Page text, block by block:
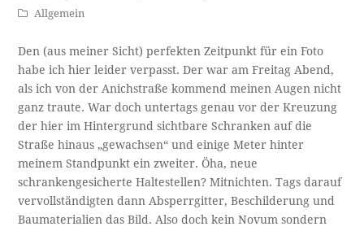
Allgemein
Den (aus meiner Sicht) perfekten Zeitpunkt für ein Foto
habe ich hier leider verpasst. Der war am Freitag Abend,
als ich von der Anichstraße kommend meinen Augen nicht
ganz traute. War doch untertags genau vor der Kreuzung
der hier im Hintergrund sichtbare Schranken auf die
Straße hinaus „gewachsen“ und einige Meter hinter
meinem Standpunkt ein zweiter. Öha, neue
schrankengesicherte Haltestellen? Mitnichten. Tags darauf
vervollständigten dann Absperrgitter, Beschilderung und
Baumaterialien das Bild. Also doch kein Novum sondern